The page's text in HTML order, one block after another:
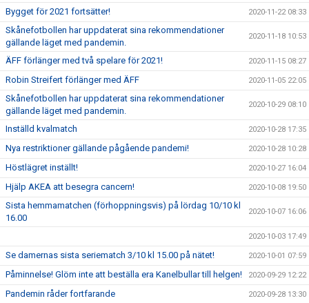
Bygget för 2021 fortsätter! 2020-11-22 08:33
Skånefotbollen har uppdaterat sina rekommendationer
gällande läget med pandemin.
2020-11-18 10:53
ÄFF förlänger med två spelare för 2021! 2020-11-15 08:27
Robin Streifert förlänger med ÄFF 2020-11-05 22:05
Skånefotbollen har uppdaterat sina rekommendationer
gällande läget med pandemin.
2020-10-29 08:10
Inställd kvalmatch 2020-10-28 17:35
Nya restriktioner gällande pågående pandemi! 2020-10-28 10:28
Höstlägret inställt! 2020-10-27 16:04
Hjälp AKEA att besegra cancern! 2020-10-08 19:50
Sista hemmamatchen (förhoppningsvis) på lördag 10/10 kl
16.00
2020-10-07 16:06
2020-10-03 17:49
Se damernas sista seriematch 3/10 kl 15.00 på nätet! 2020-10-01 07:59
Påminnelse! Glöm inte att beställa era Kanelbullar till helgen! 2020-09-29 12:22
Pandemin råder fortfarande 2020-09-28 13:30